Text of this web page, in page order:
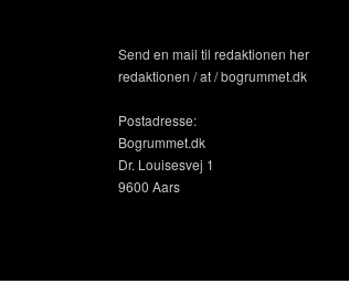
Send en mail til redaktionen her
redaktionen / at / bogrummet.dk
Postadresse:
Bogrummet.dk
Dr. Louisesvej 1
9600 Aars